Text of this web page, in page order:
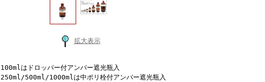
拡大表示
100mlはドロッパー付アンバー遮光瓶入
250ml/500ml/1000mlは中ポリ栓付アンバー遮光瓶入